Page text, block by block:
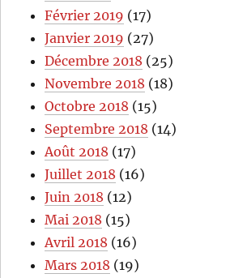
Février 2019 (17)
Janvier 2019 (27)
Décembre 2018 (25)
Novembre 2018 (18)
Octobre 2018 (15)
Septembre 2018 (14)
Août 2018 (17)
Juillet 2018 (16)
Juin 2018 (12)
Mai 2018 (15)
Avril 2018 (16)
Mars 2018 (19)